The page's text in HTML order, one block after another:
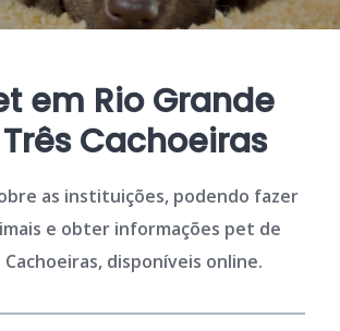
em Rio Grande
Cachoeiras
as instituições, podendo fazer
e obter informações pet de
Cachoeiras, disponíveis online.